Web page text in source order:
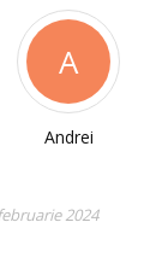
A
Andrei
2024